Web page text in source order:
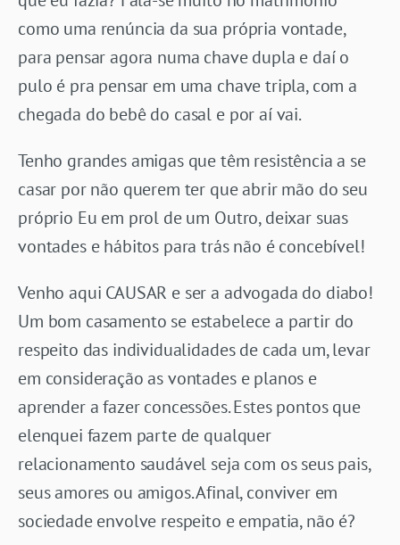
como uma renúncia da sua própria vontade,
para pensar agora numa chave dupla e daí o
pulo é pra pensar em uma chave tripla, com a
chegada do bebê do casal e por aí vai.
Tenho grandes amigas que têm resistência a se
casar por não querem ter que abrir mão do seu
próprio Eu em prol de um Outro, deixar suas
vontades e hábitos para trás não é concebível!
Venho aqui CAUSAR e ser a advogada do diabo!
Um bom casamento se estabelece a partir do
respeito das individualidades de cada um, levar
em consideração as vontades e planos e
aprender a fazer concessões. Estes pontos que
elenquei fazem parte de qualquer
relacionamento saudável seja com os seus pais,
seus amores ou amigos. Afinal, conviver em
sociedade envolve respeito e empatia, não é?